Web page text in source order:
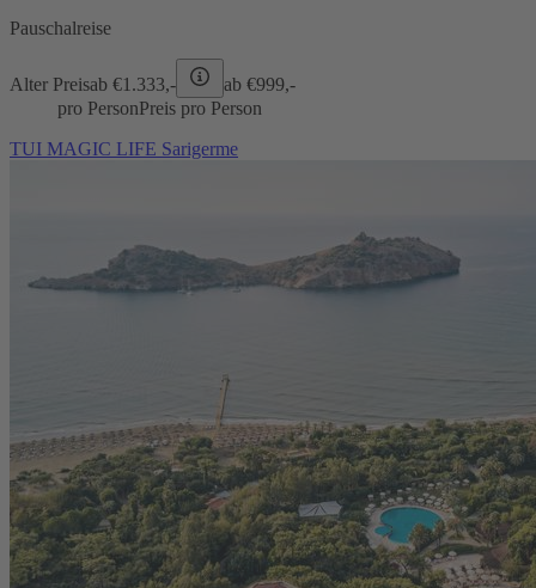
Pauschalreise
Alter Preisab €1.333,- ab €999,-
pro PersonPreis pro Person
TUI MAGIC LIFE Sarigerme